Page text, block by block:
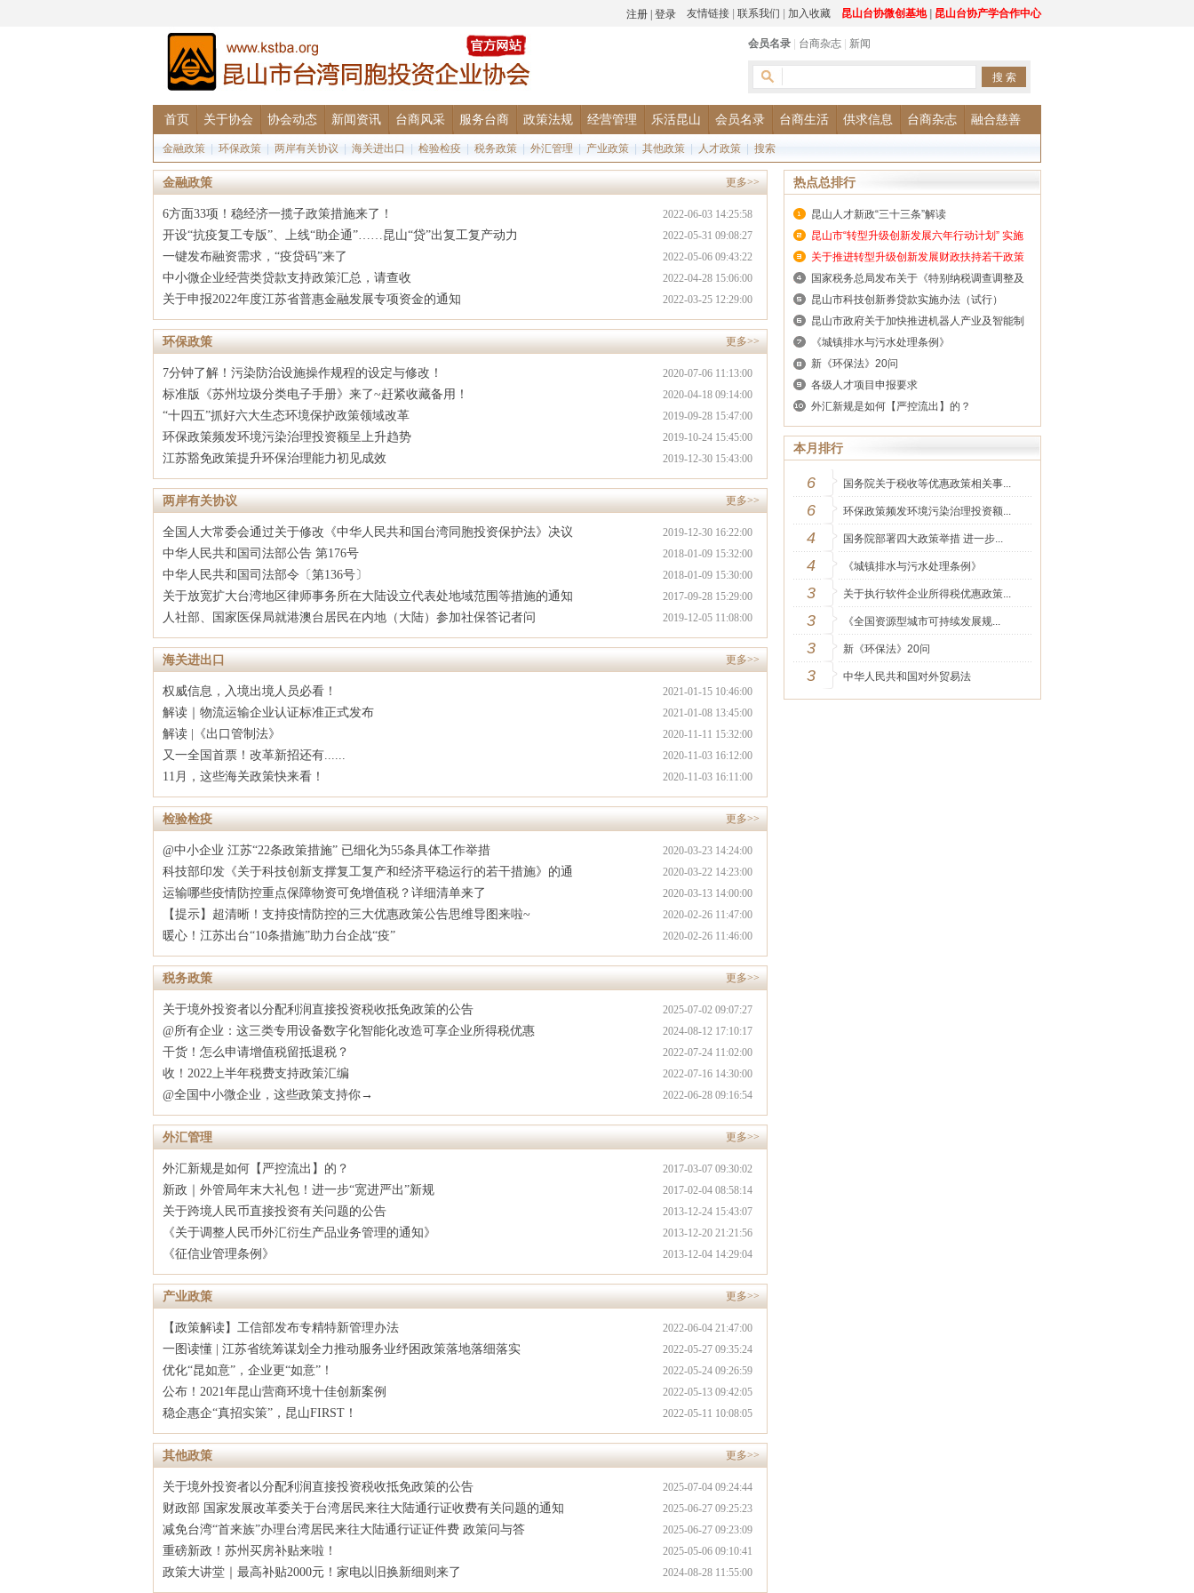
昆山台协微创基地| 昆山台协产学合作中心
友情链接 联系我们 加入收藏
会员名录 台商杂志 新闻
首页 关于协会 协会动态 新闻资讯 台商风采 服务台商 政策法规 经营管理 乐活昆山 会员名录 台商生活 供求信息 台商杂志 融合慈善
金融政策 环保政策 两岸有关协议 海关进出口 检验检疫 税务政策 外汇管理 产业政策 其他政策 人才政策 搜索
金融政策 更多>>
2022-06-03 14:25:58
6方面33项！稳经济一揽子政策措施来了！
2022-05-31 09:08:27
开设“抗疫复工专版”、上线“助企通”……昆山“贷”出复工复产动力
2022-05-06 09:43:22
一键发布融资需求，“疫贷码”来了
2022-04-28 15:06:00
中小微企业经营类贷款支持政策汇总，请查收
2022-03-25 12:29:00
关于申报2022年度江苏省普惠金融发展专项资金的通知
环保政策 更多>>
2020-07-06 11:13:00
7分钟了解！污染防治设施操作规程的设定与修改！
2020-04-18 09:14:00
标准版《苏州垃圾分类电子手册》来了~赶紧收藏备用！
2019-09-28 15:47:00
“十四五”抓好六大生态环境保护政策领域改革
2019-10-24 15:45:00
环保政策频发环境污染治理投资额呈上升趋势
2019-12-30 15:43:00
江苏豁免政策提升环保治理能力初见成效
两岸有关协议 更多>>
2019-12-30 16:22:00
全国人大常委会通过关于修改《中华人民共和国台湾同胞投资保护法》决议
2018-01-09 15:32:00
中华人民共和国司法部公告 第176号
2018-01-09 15:30:00
中华人民共和国司法部令〔第136号〕
2017-09-28 15:29:00
关于放宽扩大台湾地区律师事务所在大陆设立代表处地域范围等措施的通知
2019-12-05 11:08:00
人社部、国家医保局就港澳台居民在内地（大陆）参加社保答记者问
海关进出口 更多>>
2021-01-15 10:46:00
权威信息，入境出境人员必看！
2021-01-08 13:45:00
解读｜物流运输企业认证标准正式发布
2020-11-11 15:32:00
解读 |《出口管制法》
2020-11-03 16:12:00
又一全国首票！改革新招还有......
2020-11-03 16:11:00
11月，这些海关政策快来看！
检验检疫 更多>>
2020-03-23 14:24:00
@中小企业 江苏“22条政策措施” 已细化为55条具体工作举措
2020-03-22 14:23:00
科技部印发《关于科技创新支撑复工复产和经济平稳运行的若干措施》的通
2020-03-13 14:00:00
运输哪些疫情防控重点保障物资可免增值税？详细清单来了
2020-02-26 11:47:00
【提示】超清晰！支持疫情防控的三大优惠政策公告思维导图来啦~
2020-02-26 11:46:00
暖心！江苏出台“10条措施”助力台企战“疫”
税务政策 更多>>
2025-07-02 09:07:27
关于境外投资者以分配利润直接投资税收抵免政策的公告
2024-08-12 17:10:17
@所有企业：这三类专用设备数字化智能化改造可享企业所得税优惠
2022-07-24 11:02:00
干货！怎么申请增值税留抵退税？
2022-07-16 14:30:00
收！2022上半年税费支持政策汇编
2022-06-28 09:16:54
@全国中小微企业，这些政策支持你→
外汇管理 更多>>
2017-03-07 09:30:02
外汇新规是如何【严控流出】的？
2017-02-04 08:58:14
新政｜外管局年末大礼包！进一步“宽进严出”新规
2013-12-24 15:43:07
关于跨境人民币直接投资有关问题的公告
2013-12-20 21:21:56
《关于调整人民币外汇衍生产品业务管理的通知》
2013-12-04 14:29:04
《征信业管理条例》
产业政策 更多>>
2022-06-04 21:47:00
【政策解读】工信部发布专精特新管理办法
2022-05-27 09:35:24
一图读懂 | 江苏省统筹谋划全力推动服务业纾困政策落地落细落实
2022-05-24 09:26:59
优化“昆如意”，企业更“如意”！
2022-05-13 09:42:05
公布！2021年昆山营商环境十佳创新案例
2022-05-11 10:08:05
稳企惠企“真招实策”，昆山FIRST！
其他政策 更多>>
2025-07-04 09:24:44
关于境外投资者以分配利润直接投资税收抵免政策的公告
2025-06-27 09:25:23
财政部 国家发展改革委关于台湾居民来往大陆通行证收费有关问题的通知
2025-06-27 09:23:09
减免台湾“首来族”办理台湾居民来往大陆通行证证件费 政策问与答
2025-05-06 09:10:41
重磅新政！苏州买房补贴来啦！
2024-08-28 11:55:00
政策大讲堂｜最高补贴2000元！家电以旧换新细则来了
热点总排行
昆山人才新政“三十三条”解读
昆山市“转型升级创新发展六年行动计划” 实施
意见（2015-2020年）
关于推进转型升级创新发展财政扶持若干政策
国家税务总局发布关于《特别纳税调查调整及
相互协商程序管理办法》
昆山市科技创新券贷款实施办法（试行）
昆山市政府关于加快推进机器人产业及智能制
造发展的实施意见
《城镇排水与污水处理条例》
新《环保法》20问
各级人才项目申报要求
外汇新规是如何【严控流出】的？
本月排行
6 国务院关于税收等优惠政策相关事...
6 环保政策频发环境污染治理投资额...
4 国务院部署四大政策举措 进一步...
4 《城镇排水与污水处理条例》
3 关于执行软件企业所得税优惠政策...
3 《全国资源型城市可持续发展规...
3 新《环保法》20问
3 中华人民共和国对外贸易法